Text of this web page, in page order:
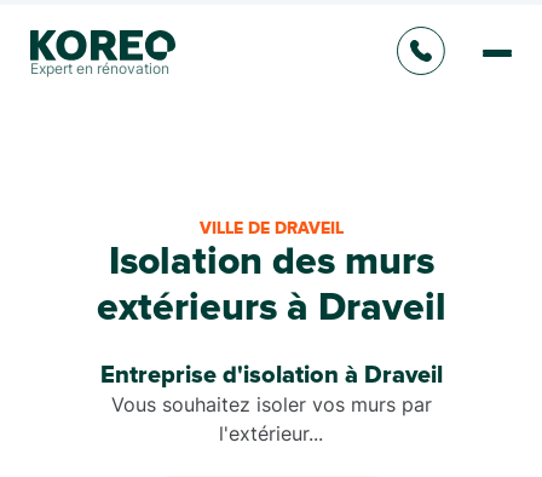
Expert en rénovation
VILLE DE DRAVEIL
Isolation des murs
extérieurs à Draveil
Entreprise d'isolation à Draveil
Vous souhaitez isoler vos murs par
l'extérieur...